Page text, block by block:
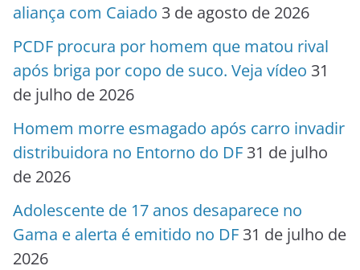
aliança com Caiado 3 de agosto de 2026
PCDF procura por homem que matou rival
após briga por copo de suco. Veja vídeo 31
de julho de 2026
Homem morre esmagado após carro invadir
distribuidora no Entorno do DF 31 de julho
de 2026
Adolescente de 17 anos desaparece no
Gama e alerta é emitido no DF 31 de julho de
2026